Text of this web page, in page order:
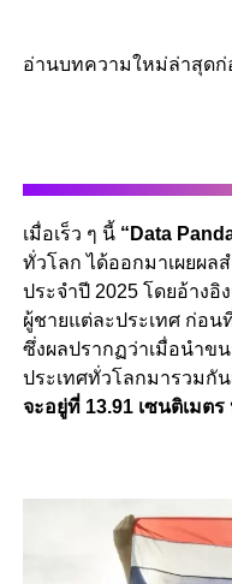
อ่านบทความใหม่ล่าสุดก่
เมื่อเร็ว ๆ นี้ “Data
ทั่วโลก ได้ออกมาเผยผล
ประจำปี 2025 โดยอ้าง
ผู้ชายแต่ละประเทศ ก่อน
ซึ่งผลปรากฏว่าเมื่อนำข
ประเทศทั่วโลกมารวมกั
จะอยู่ที่ 13.91 เซนติเมตร